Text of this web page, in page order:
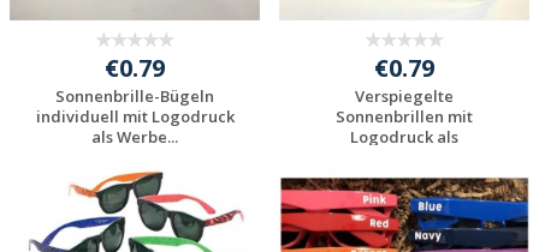
€0.79
Sonnenbrille-Bügeln
individuell mit Logodruck
als Werbe...
Individuelles
Angebot anfordern
€0.79
Verspiegelte
Sonnenbrillen mit
Logodruck als
Individuelles
Angebot anfordern